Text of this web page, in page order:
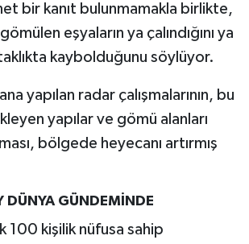
bir kanıt bulunmamakla birlikte,
eşyaların ya çalındığını ya
kaybolduğunu söylüyor.
yapılan radar çalışmalarının, bu
yapılar ve gömü alanları
bölgede heyecanı artırmış
DÜNYA GÜNDEMİNDE
100 kişilik nüfusa sahip